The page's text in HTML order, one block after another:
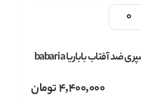
اسپری ضد آفتاب باباریا babaria
حساس حجم 200 میل4,400,000تومان